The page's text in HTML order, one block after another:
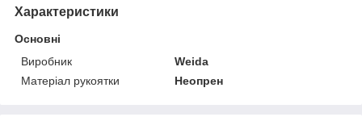
Характеристики
Основні
Виробник
Weida
Матеріал рукоятки
Неопрен